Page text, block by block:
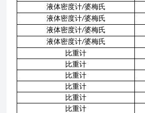
液体密度计/婆梅氏
液体密度计/婆梅氏
液体密度计/婆梅氏
液体密度计/婆梅氏
比重计
比重计
比重计
比重计
比重计
比重计